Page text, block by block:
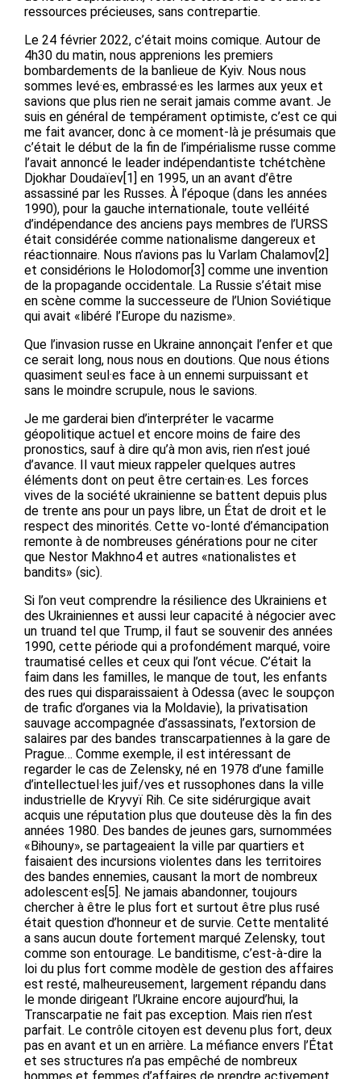
ressources précieuses, sans contrepartie.
Le 24 février 2022, c’était moins comique. Autour de
4h30 du matin, nous apprenions les premiers
bombardements de la banlieue de Kyiv. Nous nous
sommes levé·es, embrassé·es les larmes aux yeux et
savions que plus rien ne serait jamais comme avant. Je
suis en général de tempérament optimiste, c’est ce qui
me fait avancer, donc à ce moment-là je présumais que
c’était le début de la fin de l’impérialisme russe comme
l’avait annoncé le leader indépendantiste tchétchène
Djokhar Doudaïev[1] en 1995, un an avant d’être
assassiné par les Russes. À l’époque (dans les années
1990), pour la gauche internationale, toute velléité
d’indépendance des anciens pays membres de l’URSS
était considérée comme nationalisme dangereux et
réactionnaire. Nous n’avions pas lu Varlam Chalamov[2]
et considérions le Holodomor[3] comme une invention
de la propagande occidentale. La Russie s’était mise
en scène comme la successeure de l’Union Soviétique
qui avait «libéré l’Europe du nazisme».
Que l’invasion russe en Ukraine annonçait l’enfer et que
ce serait long, nous nous en doutions. Que nous étions
quasiment seul·es face à un ennemi surpuissant et
sans le moindre scrupule, nous le savions.
Je me garderai bien d’interpréter le vacarme
géopolitique actuel et encore moins de faire des
pronostics, sauf à dire qu’à mon avis, rien n’est joué
d’avance. Il vaut mieux rappeler quelques autres
éléments dont on peut être certain·es. Les forces
vives de la société ukrainienne se battent depuis plus
de trente ans pour un pays libre, un État de droit et le
respect des minorités. Cette vo-lonté d’émancipation
remonte à de nombreuses générations pour ne citer
que Nestor Makhno4 et autres «nationalistes et
bandits» (sic).
Si l’on veut comprendre la résilience des Ukrainiens et
des Ukrainiennes et aussi leur capacité à négocier avec
un truand tel que Trump, il faut se souvenir des années
1990, cette période qui a profondément marqué, voire
traumatisé celles et ceux qui l’ont vécue. C’était la
faim dans les familles, le manque de tout, les enfants
des rues qui disparaissaient à Odessa (avec le soupçon
de trafic d’organes via la Moldavie), la privatisation
sauvage accompagnée d’assassinats, l’extorsion de
salaires par des bandes transcarpatiennes à la gare de
Prague… Comme exemple, il est intéressant de
regarder le cas de Zelensky, né en 1978 d’une famille
d’intellectuel·les juif/ves et russophones dans la ville
industrielle de Kryvyï Rih. Ce site sidérurgique avait
acquis une réputation plus que douteuse dès la fin des
années 1980. Des bandes de jeunes gars, surnommées
«Bihouny», se partageaient la ville par quartiers et
faisaient des incursions violentes dans les territoires
des bandes ennemies, causant la mort de nombreux
adolescent·es[5]. Ne jamais abandonner, toujours
chercher à être le plus fort et surtout être plus rusé
était question d’honneur et de survie. Cette mentalité
a sans aucun doute fortement marqué Zelensky, tout
comme son entourage. Le banditisme, c’est-à-dire la
loi du plus fort comme modèle de gestion des affaires
est resté, malheureusement, largement répandu dans
le monde dirigeant l’Ukraine encore aujourd’hui, la
Transcarpatie ne fait pas exception. Mais rien n’est
parfait. Le contrôle citoyen est devenu plus fort, deux
pas en avant et un en arrière. La méfiance envers l’État
et ses structures n’a pas empêché de nombreux